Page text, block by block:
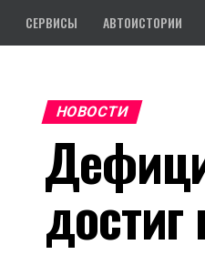
СЕРВИСЫ АВТОИСТОРИИ
НОВОСТИ